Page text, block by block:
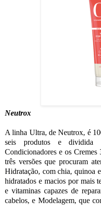
Neutrox
A linha Ultra, de Neutrox, é
seis produtos e dividida
Condicionadores e os Cremes
três versões que procuram
Hidratação, com chia, quinoa
hidratados e macios por mais
e vitaminas capazes de
cabelos, e Modelagem, que